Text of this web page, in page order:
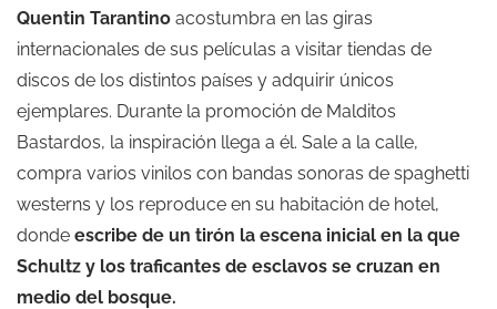
Quentin Tarantino acostumbra en las giras
internacionales de sus películas a visitar tiendas de
discos de los distintos países y adquirir únicos
ejemplares. Durante la promoción de Malditos
Bastardos, la inspiración llega a él. Sale a la calle,
compra varios vinilos con bandas sonoras de spaghetti
westerns y los reproduce en su habitación de hotel,
donde escribe de un tirón la escena inicial en la que
Schultz y los traficantes de esclavos se cruzan en
medio del bosque.